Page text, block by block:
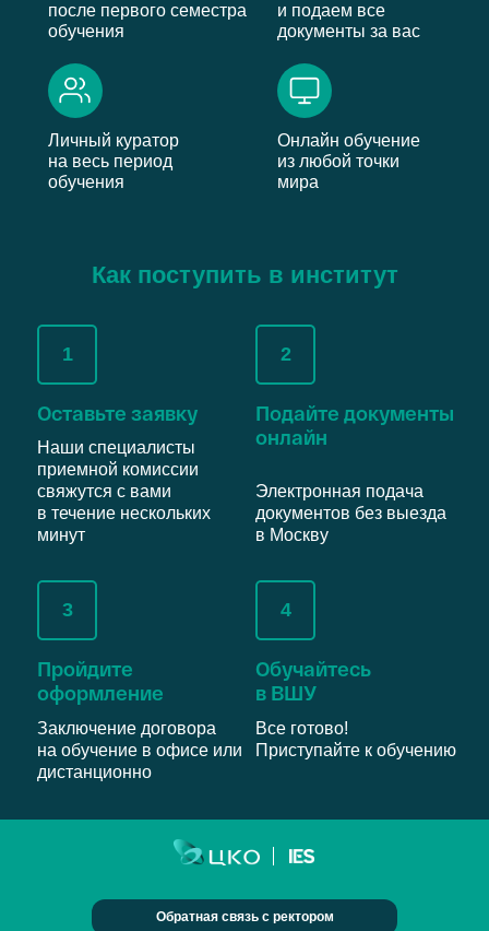
и подаем все
документы за вас
после первого семестра
обучения
Личный куратор
на весь период
обучения
Онлайн обучение
из любой точки
мира
Как поступить в институт
Подайте документы
онлайн
Электронная подача
документов без выезда
в Москву
2
Пройдите
оформление
Заключение договора
на обучение в офисе или
дистанционно
3
Оставьте заявку
Наши специалисты
приемной комиссии
свяжутся с вами
в течение нескольких
минут
1
Обучайтесь
в ВШУ
Все готово!
Приступайте к обучению
4
Обратная связь с ректором